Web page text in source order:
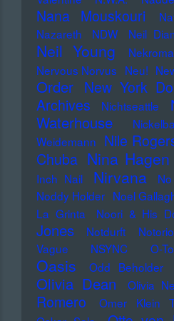
Nana Mouskouri
Nazareth
NDW Neil
Neil Young
Nervous Norvus Neu!
Order New York
Archives
Nichtseattle
Waterhouse
Weidemann Nile
Chuba Nina Hagen
Inch Nail
Nirvana
Noddy Holder Noel
La Grinta
Noori & His
Jones
Notdurft
Vague
NSYNC O-
Oasis Odd Beholder
Olivia Dean Olivia
Romero
Omer Klein